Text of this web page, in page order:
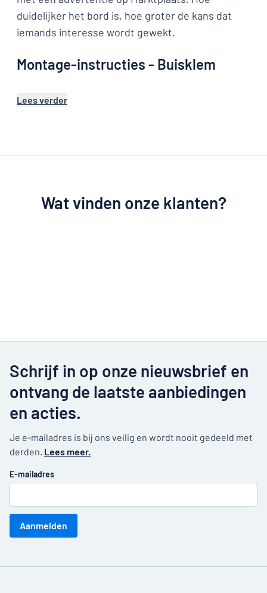
duidelijker het bord is, hoe groter de kans dat
iemands interesse wordt gewekt.
Montage-instructies - Buisklem
Lees verder
Wat vinden onze klanten?
Schrijf in op onze nieuwsbrief en
ontvang de laatste aanbiedingen
en acties.
Je e-mailadres is bij ons veilig en wordt nooit gedeeld met
derden. Lees meer.
E-mailadres
Aanmelden